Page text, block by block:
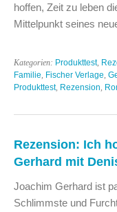
hoffen, Zeit zu leben
Mittelpunkt seines
Kategorien: Produkttest,
Familie Fischer Verlage
Produkttest, Rezension
Rezension: Ich
Gerhard mit
Joachim Gerhard ist
Schlimmste und